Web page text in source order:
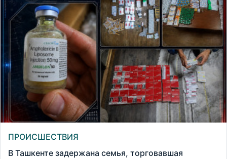
ПРОИСШЕСТВИЯ
В Ташкенте задержана семья, торговавшая